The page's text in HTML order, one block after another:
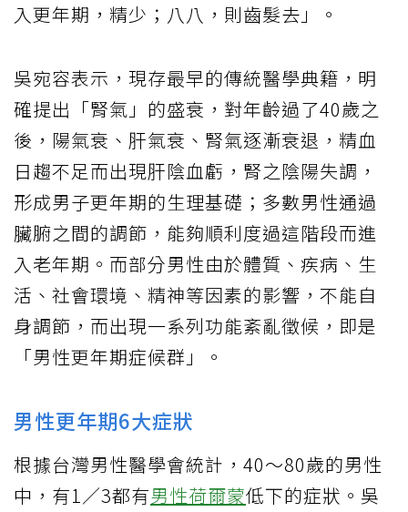
入更年期，精少；八八，則齒髮去」。
吳宛容表示，現存最早的傳統醫學典籍，明
確提出「腎氣」的盛衰，對年齡過了40歲之
後，陽氣衰、肝氣衰、腎氣逐漸衰退，精血
日趨不足而出現肝陰血虧，腎之陰陽失調，
形成男子更年期的生理基礎；多數男性通過
臟腑之間的調節，能夠順利度過這階段而進
入老年期。而部分男性由於體質、疾病、生
活、社會環境、精神等因素的影響，不能自
身調節，而出現一系列功能紊亂徵候，即是
「男性更年期症候群」。
男性更年期6大症狀
根據台灣男性醫學會統計，40～80歲的男性
中，有1／3都有男性荷爾蒙低下的症狀。吳